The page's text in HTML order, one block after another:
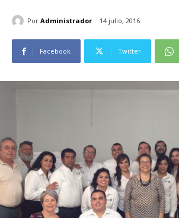
Por Administrador 14 julio, 2016
Facebook Twitter